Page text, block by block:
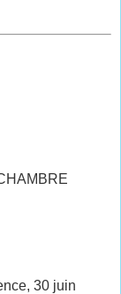
30 juin